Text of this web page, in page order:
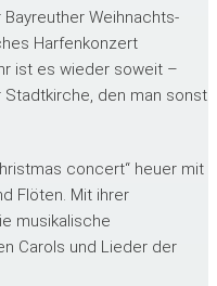
Weihnachts-
Harfenkonzert
ist es wieder soweit –
den man sonst
concert“ heuer mit
Flöten. Mit ihrer
musikalische
Carols und Lieder der